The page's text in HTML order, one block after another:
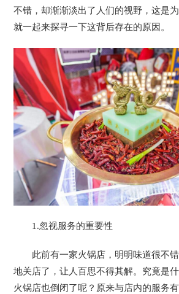
不错，却渐渐淡出了人们的视野，这是
就一起来探寻一下这背后存在的原因。
1.忽视服务的重要性
此前有一家火锅店，明明味道很不
地关店了，让人百思不得其解。究竟是
火锅店也倒闭了呢？原来与店内的服务